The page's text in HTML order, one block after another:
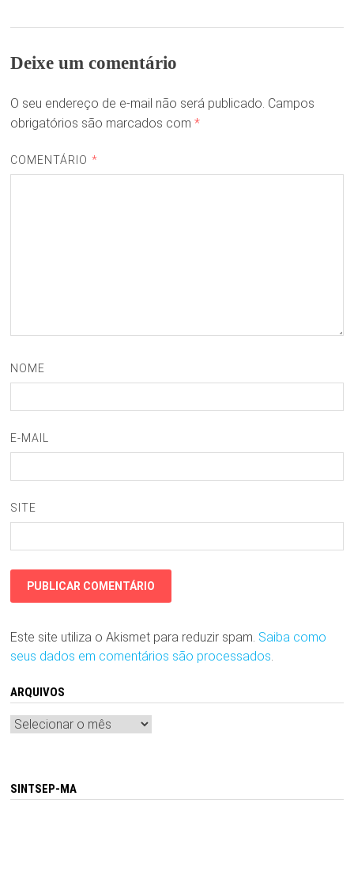
Deixe um comentário
O seu endereço de e-mail não será publicado. Campos
obrigatórios são marcados com *
COMENTÁRIO *
NOME
E-MAIL
SITE
Este site utiliza o Akismet para reduzir spam. Saiba como
seus dados em comentários são processados.
ARQUIVOS
Arquivos
SINTSEP-MA